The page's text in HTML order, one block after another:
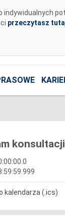
przeczytasz
konsultacji
kalendarza (.ics)